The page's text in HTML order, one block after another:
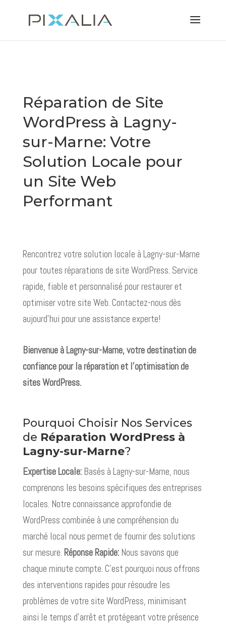
Réparation de Site
WordPress à Lagny-
sur-Marne: Votre
Solution Locale pour
un Site Web
Performant
Rencontrez votre solution locale à Lagny-sur-Marne
pour toutes réparations de site WordPress. Service
rapide, fiable et personnalisé pour restaurer et
optimiser votre site Web. Contactez-nous dès
aujourd'hui pour une assistance experte!
Bienvenue à Lagny-sur-Marne, votre destination de
confiance pour la réparation et l’optimisation de
sites WordPress.
Pourquoi Choisir Nos Services
de Réparation WordPress à
Lagny-sur-Marne?
Expertise Locale:Basés à Lagny-sur-Marne, nous
comprenons les besoins spécifiques des entreprises
locales. Notre connaissance approfondie de
WordPress combinée à une compréhension du
marché local nous permet de fournir des solutions
sur mesure. Réponse Rapide:Nous savons que
chaque minute compte. C’est pourquoi nous offrons
des interventions rapides pour résoudre les
problèmes de votre site WordPress, minimisant
ainsi le temps d’arrêt et protégeant votre présence